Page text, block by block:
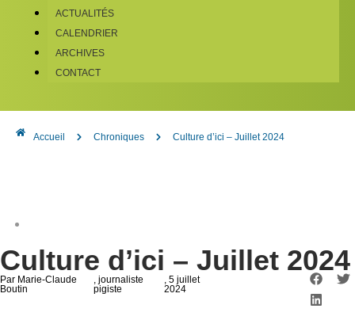
ACTUALITÉS
CALENDRIER
ARCHIVES
CONTACT
Accueil Chroniques Culture d’ici – Juillet 2024
Culture d’ici – Juillet 2024
Par Marie-Claude
Boutin
, journaliste
pigiste
, 5 juillet
2024